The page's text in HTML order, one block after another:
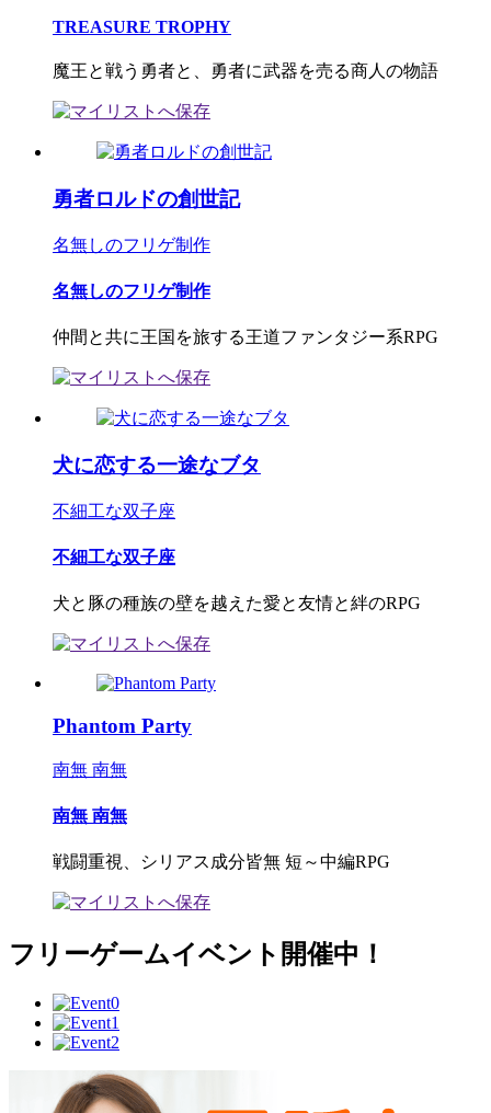
TREASURE TROPHY
魔王と戦う勇者と、勇者に武器を売る商人の物語
勇者ロルドの創世記
名無しのフリゲ制作
名無しのフリゲ制作
仲間と共に王国を旅する王道ファンタジー系RPG
犬に恋する一途なブタ
不細工な双子座
不細工な双子座
犬と豚の種族の壁を越えた愛と友情と絆のRPG
Phantom Party
南無 南無
南無 南無
戦闘重視、シリアス成分皆無 短～中編RPG
フリーゲームイベント開催中！